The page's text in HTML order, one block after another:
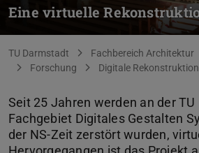
Eine virtuelle
Sie befinden sich hier:
TU Darmstadt Fachbereich Architektur
Forschung
Digitale Rekonstruktion
Seit 25 Jahren werden an der
Fachgebiet Digitales Gestalten
der NS-Zeit zerstört wurden,